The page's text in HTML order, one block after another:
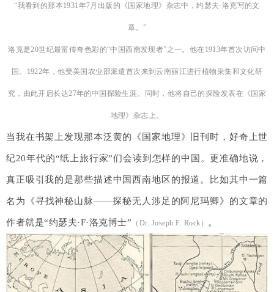
“我看到的那本1931年7月出版的《国家地理》杂志中，约瑟夫·洛克写的文
章。 ”
洛克是20世纪最富传奇色彩的“中国西南发现者”之一。他在1913年首次访问中
国。1922年，他受美国农业部派遣首次来到云南丽江进行植物采集和文化研
究，由此开启长达27年的中国探险生涯。同时，他将自己的探险发表在《国家
地理》杂志上。
当我在书架上发现那本泛黄的《国家地理》旧刊时，好奇上世
纪20年代的“纸上旅行家”们会读到怎样的中国。更准确地说，
真正吸引我的是那些描述中国西南地区的报道。比如其中一篇
名为《寻找神秘山脉——探秘无人涉足的阿尼玛卿》的文章的
作者就是“约瑟夫·F·洛克博士” （Dr. Joseph F. Rock） 。